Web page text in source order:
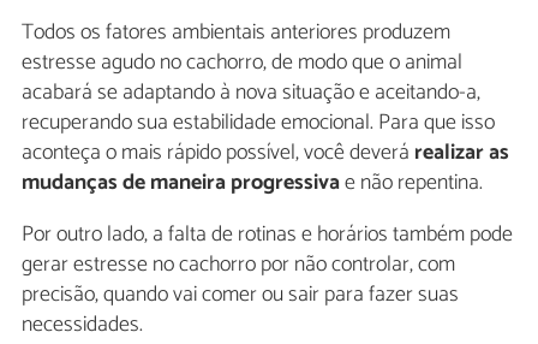
Todos os fatores ambientais anteriores produzem
estresse agudo no cachorro, de modo que o animal
acabará se adaptando à nova situação e aceitando-a,
recuperando sua estabilidade emocional. Para que isso
aconteça o mais rápido possível, você deverá realizar as
mudanças de maneira progressivae não repentina.
Por outro lado, a falta de rotinas e horários também pode
gerar estresse no cachorro por não controlar, com
precisão, quando vai comer ou sair para fazer suas
necessidades.